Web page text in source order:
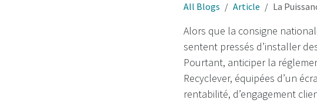
All Blogs Article La Puissance
Alors que la consigne
sentent pressés d’installer
Pourtant, anticiper la
Recyclever, équipées d’un
rentabilité, d’engagement